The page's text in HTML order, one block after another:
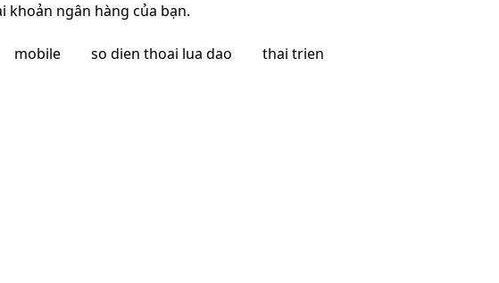
khoản ngân hàng của bạn.
mobile so dien thoai lua dao thai trien